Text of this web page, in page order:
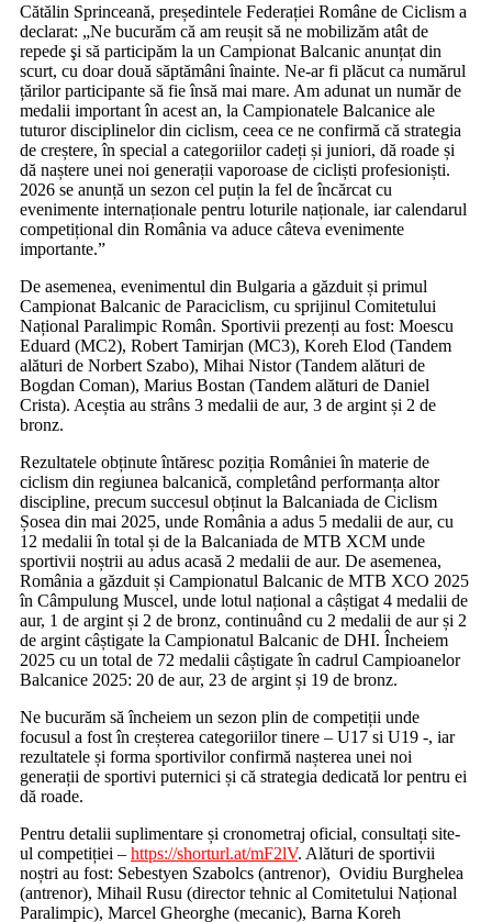
Cătălin Sprinceană, președintele Federației Române de Ciclism a
declarat: „Ne bucurăm că am reușit să ne mobilizăm atât de
repede şi să participăm la un Campionat Balcanic anunțat din
scurt, cu doar două săptămâni înainte. Ne-ar fi plăcut ca numărul
țărilor participante să fie însă mai mare. Am adunat un număr de
medalii important în acest an, la Campionatele Balcanice ale
tuturor disciplinelor din ciclism, ceea ce ne confirmă că strategia
de creștere, în special a categoriilor cadeți și juniori, dă roade și
dă naștere unei noi generații vaporoase de cicliști profesioniști.
2026 se anunță un sezon cel puțin la fel de încărcat cu
evenimente internaționale pentru loturile naționale, iar calendarul
competițional din România va aduce câteva evenimente
importante.”
De asemenea, evenimentul din Bulgaria a găzduit și primul
Campionat Balcanic de Paraciclism, cu sprijinul Comitetului
Național Paralimpic Român. Sportivii prezenți au fost: Moescu
Eduard (MC2), Robert Tamirjan (MC3), Koreh Elod (Tandem
alături de Norbert Szabo), Mihai Nistor (Tandem alături de
Bogdan Coman), Marius Bostan (Tandem alături de Daniel
Crista). Aceștia au strâns 3 medalii de aur, 3 de argint și 2 de
bronz.
Rezultatele obținute întăresc poziția României în materie de
ciclism din regiunea balcanică, completând performanța altor
discipline, precum succesul obținut la Balcaniada de Ciclism
Șosea din mai 2025, unde România a adus 5 medalii de aur, cu
12 medalii în total și de la Balcaniada de MTB XCM unde
sportivii noștrii au adus acasă 2 medalii de aur. De asemenea,
România a găzduit și Campionatul Balcanic de MTB XCO 2025
în Câmpulung Muscel, unde lotul național a câștigat 4 medalii de
aur, 1 de argint și 2 de bronz, continuând cu 2 medalii de aur și 2
de argint câștigate la Campionatul Balcanic de DHI. Încheiem
2025 cu un total de 72 medalii câștigate în cadrul Campioanelor
Balcanice 2025: 20 de aur, 23 de argint și 19 de bronz.
Ne bucurăm să încheiem un sezon plin de competiții unde
focusul a fost în creșterea categoriilor tinere – U17 si U19 -, iar
rezultatele și forma sportivilor confirmă nașterea unei noi
generații de sportivi puternici și că strategia dedicată lor pentru ei
dă roade.
Pentru detalii suplimentare și cronometraj oficial, consultați site-
ul competiției – https://shorturl.at/mF2lV. Alături de sportivii
noștri au fost: Sebestyen Szabolcs (antrenor), Ovidiu Burghelea
(antrenor), Mihail Rusu (director tehnic al Comitetului Național
Paralimpic), Marcel Gheorghe (mecanic), Barna Koreh